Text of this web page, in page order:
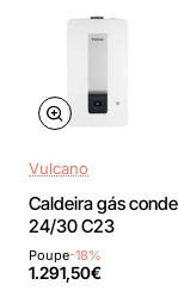
Vulcano
Caldeira gás
24/30 C23
Poupe-18%
1.291,50€